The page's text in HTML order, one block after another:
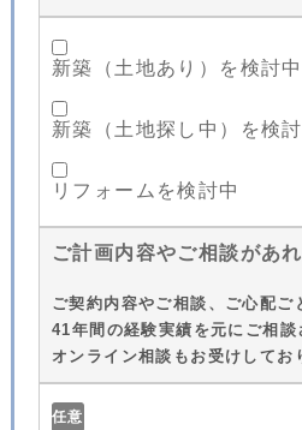
新築（土地あり）を検討中
新築（土地探し中）を検
リフォームを検討中
ご計画内容やご相談があ
ご契約内容やご相談、ご心配ご
41年間の経験実績を元にご相談
オンライン相談もお受けしてお
任意